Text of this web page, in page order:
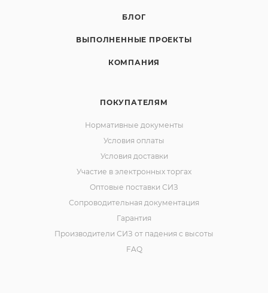
БЛОГ
ВЫПОЛНЕННЫЕ ПРОЕКТЫ
КОМПАНИЯ
ПОКУПАТЕЛЯМ
Нормативные документы
Условия оплаты
Условия доставки
Участие в электронных торгах
Оптовые поставки СИЗ
Сопроводительная документация
Гарантия
Производители СИЗ от падения с высоты
FAQ